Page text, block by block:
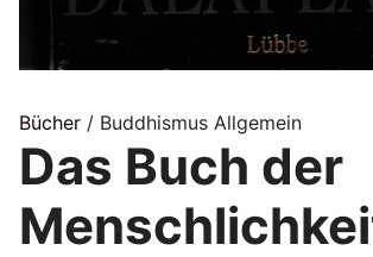
Bücher / Buddhismus Allgemein
Das Buch der